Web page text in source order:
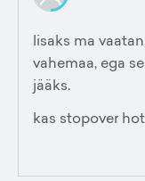
lisaks ma
vahemaa, ega
jääks.
kas stopover